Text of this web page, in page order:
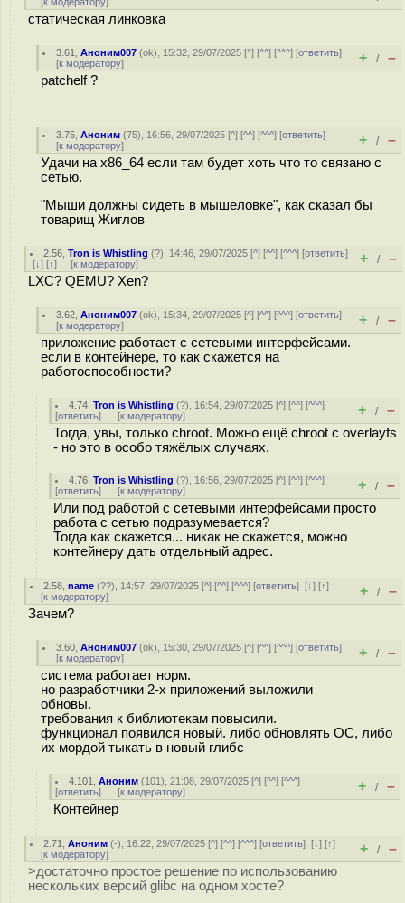
статическая линковка
3.61 ,Аноним007 (ok), 15:32, 29/07/2025 [^] [^^] [^^^] [ответить]
[к модератору] + / –
patchelf ?
3.75 ,Аноним (75), 16:56, 29/07/2025 [^] [^^] [^^^] [ответить]
[к модератору] + / –
Удачи на х86_64 если там будет хоть что то связано с
сетью.
"Мыши должны сидеть в мышеловке", как сказал бы
товарищ Жиглов
2.56 ,Tron is Whistling (?), 14:46, 29/07/2025 [^] [^^] [^^^] [ответить]
[↓] [↑] [к модератору] + / –
LXC? QEMU? Xen?
3.62 ,Аноним007 (ok), 15:34, 29/07/2025 [^] [^^] [^^^] [ответить]
[к модератору] + / –
приложение работает с сетевыми интерфейсами.
если в контейнере, то как скажется на
работоспособности?
4.74 ,Tron is Whistling (?), 16:54, 29/07/2025 [^] [^^] [^^^]
[ответить] [к модератору] + / –
Тогда, увы, только chroot. Можно ещё chroot с overlayfs
- но это в особо тяжёлых случаях.
4.76 ,Tron is Whistling (?), 16:56, 29/07/2025 [^] [^^] [^^^]
[ответить] [к модератору] + / –
Или под работой с сетевыми интерфейсами просто
работа с сетью подразумевается?
Тогда как скажется... никак не скажется, можно
контейнеру дать отдельный адрес.
2.58 ,name (??), 14:57, 29/07/2025 [^] [^^] [^^^] [ответить][↓] [↑]
[к модератору] + / –
Зачем?
3.60 ,Аноним007 (ok), 15:30, 29/07/2025 [^] [^^] [^^^] [ответить]
[к модератору] + / –
система работает норм.
но разработчики 2-х приложений выложили
обновы.
требования к библиотекам повысили.
функционал появился новый. либо обновлять ОС, либо
их мордой тыкать в новый глибс
4.101 ,Аноним (101), 21:08, 29/07/2025 [^] [^^] [^^^]
[ответить] [к модератору] + / –
Контейнер
2.71 ,Аноним (-), 16:22, 29/07/2025 [^] [^^] [^^^] [ответить][↓] [↑]
[к модератору] + / –
>достаточно простое решение по использованию
нескольких версий glibc на одном хосте?